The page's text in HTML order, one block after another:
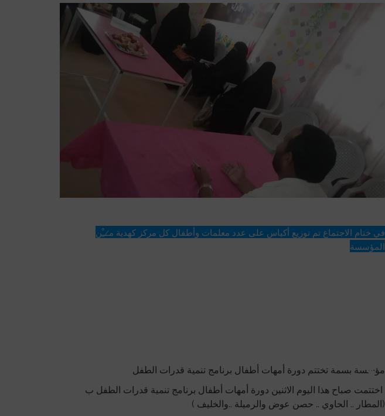
المؤسسة
مؤسسة بسمة تختتم دورة أمهات أطفال برنامج تنمية قدرات الطفل
اختتمت صباح هذا اليوم الاثنين دورة أمهات أطفال برنامج تنمية قدرات الطفل ب
(المطار .. الحاوي .. حصن عوض والرميلة ..والخليف )